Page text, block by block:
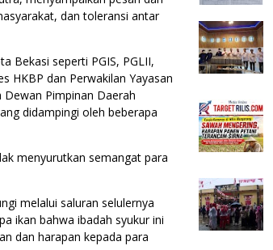
dan toleransi antar
Bekasi seperti PGIS, PGLII,
HKBP dan Perwakilan Yayasan
Dewan Pimpinan Daerah
didampingi oleh beberapa
menyurutkan semangat para
melalui saluran selulernya
ikan bahwa ibadah syukur ini
dan harapan kepada para